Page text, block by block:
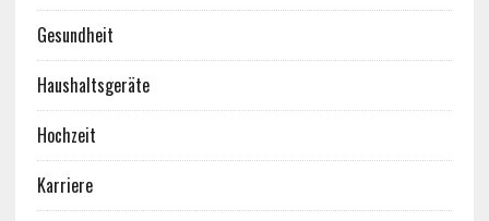
Gesundheit
Haushaltsgeräte
Hochzeit
Karriere